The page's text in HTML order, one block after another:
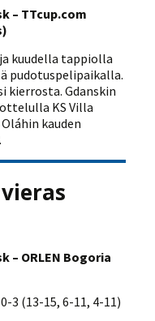
– TTcup.com
kuudella tappiolla
pudotuspelipaikalla.
kierrosta. Gdanskin
KS Villa
kauden
– ORLEN Bogoria
3 (13-15, 6-11, 4-11)